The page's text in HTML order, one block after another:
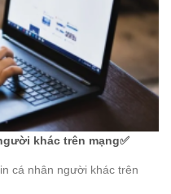
khác trên mạng✅
cá nhân người khác trên